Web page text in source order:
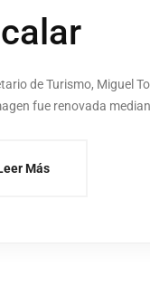
de Turismo, Miguel
fue renovada
Más